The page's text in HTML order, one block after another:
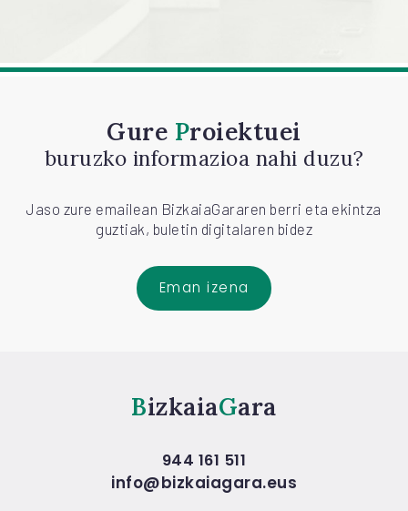
Gure Proiektuei
buruzko informazioa nahi duzu?
Jaso zure emailean BizkaiaGararen berri eta ekintza
guztiak, buletin digitalaren bidez
Eman izena
Bizkaia Gara
944 161 511
info@bizkaiagara.eus